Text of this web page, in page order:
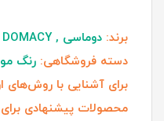
برند: دوماسی , DOMACY
دسته فروشگاهی: رنگ مو
برای آشنایی با روش‌های
محصولات پیشنهادی برای